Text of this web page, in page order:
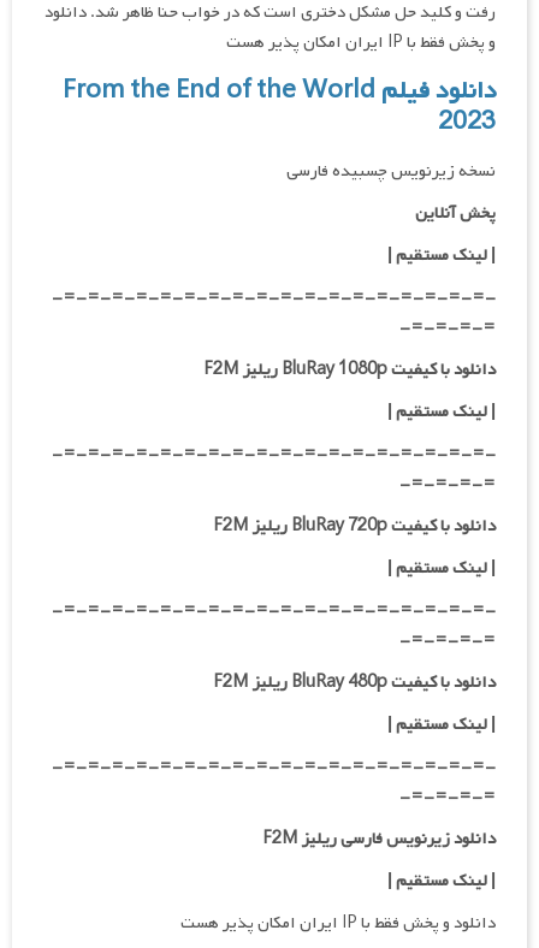
رفت و کلید حل مشکل دختری است که در خواب حنا ظاهر شد. دانلود
و پخش فقط با IP ایران امکان پذیر هست
دانلود فیلم From the End of the World
2023
نسخه زیرنویس چسبیده فارسی
پخش آنلاین
| لینک مستقیم|
-=-=-=-=-=-=-=-=-=-=-=-=-=-=-=-=-=-=-
=-=-=-=-
دانلود با کیفیت BluRay 1080p ریلیز F2M
|لینک مستقیم|
-=-=-=-=-=-=-=-=-=-=-=-=-=-=-=-=-=-=-
=-=-=-=-
دانلود با کیفیت BluRay 720p ریلیز F2M
| لینک مستقیم|
-=-=-=-=-=-=-=-=-=-=-=-=-=-=-=-=-=-=-
=-=-=-=-
دانلود با کیفیت BluRay 480p ریلیز F2M
| لینک مستقیم|
-=-=-=-=-=-=-=-=-=-=-=-=-=-=-=-=-=-=-
=-=-=-=-
دانلود زیرنویس فارسی ریلیز F2M
| لینک مستقیم|
دانلود و پخش فقط با IP ایران امکان پذیر هست